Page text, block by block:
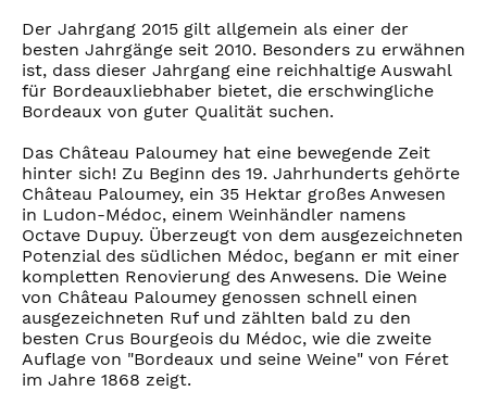
Der Jahrgang 2015 gilt allgemein als einer der
besten Jahrgänge seit 2010. Besonders zu erwähnen
ist, dass dieser Jahrgang eine reichhaltige Auswahl
für Bordeauxliebhaber bietet, die erschwingliche
Bordeaux von guter Qualität suchen.
Das Château Paloumey hat eine bewegende Zeit
hinter sich! Zu Beginn des 19. Jahrhunderts gehörte
Château Paloumey, ein 35 Hektar großes Anwesen
in Ludon-Médoc, einem Weinhändler namens
Octave Dupuy. Überzeugt von dem ausgezeichneten
Potenzial des südlichen Médoc, begann er mit einer
kompletten Renovierung des Anwesens. Die Weine
von Château Paloumey genossen schnell einen
ausgezeichneten Ruf und zählten bald zu den
besten Crus Bourgeois du Médoc, wie die zweite
Auflage von "Bordeaux und seine Weine" von Féret
im Jahre 1868 zeigt.